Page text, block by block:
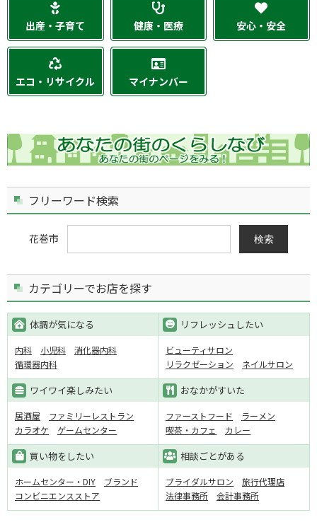
出産・子育て 健康・医療 安心・安全
エコ・リサイクル マイナンバー
フリーワード検索
花巻市 検索
カテゴリーでお店を探す
体調が気になる
内科 小児科
消化器内科
循環器内科
リフレッシュしたい
ビューティサロン
リラクゼーション
ネイルサロン
ワイワイ楽しみたい
居酒屋
ファミリーレストラン
カラオケ
ゲームセンター
おなかがすいた
ファーストフード
ラーメン
喫茶・カフェ
カレー
買い物をしたい
ホームセンター・DIY
ブランド
コンビニエンスストア
相談ごとがある
ブライダルサロン
旅行代理店
法律事務所
会計事務所